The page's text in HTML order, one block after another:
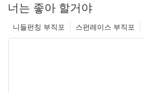
너는 좋아 할거야
스펀레이스 부직포
니들펀칭 부직포